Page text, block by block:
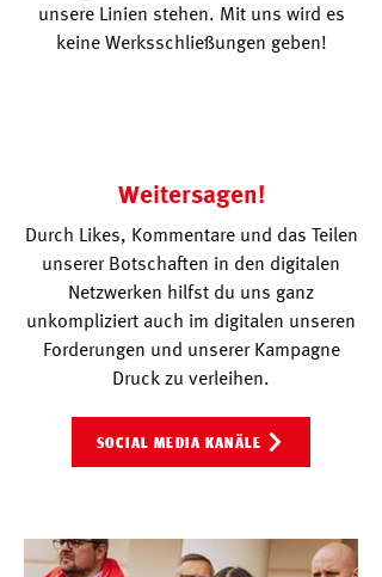
unsere Linien stehen. Mit uns wird es
keine Werksschließungen geben!
Weitersagen!
Durch Likes, Kommentare und das Teilen
unserer Botschaften in den digitalen
Netzwerken hilfst du uns ganz
unkompliziert auch im digitalen unseren
Forderungen und unserer Kampagne
Druck zu verleihen.
SOCIAL MEDIA KANÄLE